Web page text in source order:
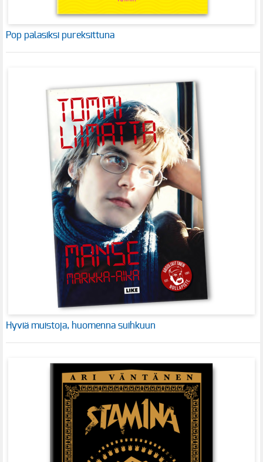
Pop palasiksi pureksittuna
Hyviä muistoja, huomenna suihkuun